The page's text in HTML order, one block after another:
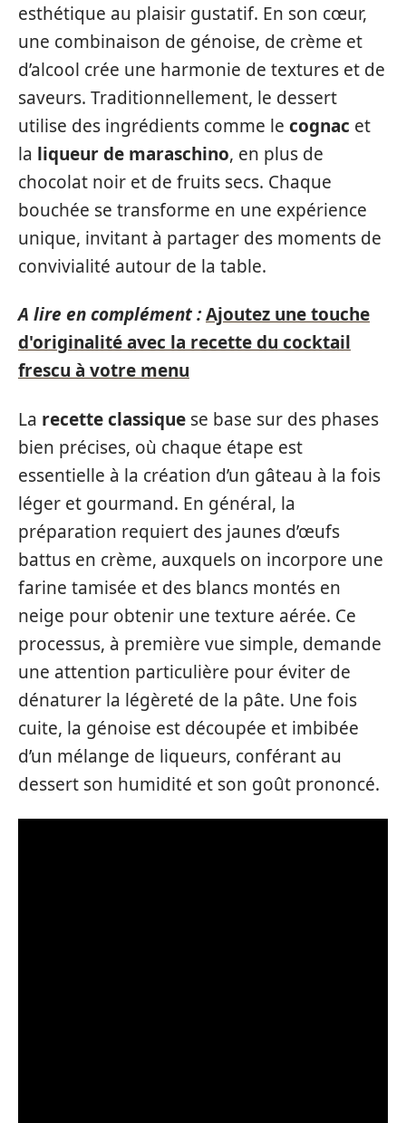
esthétique au plaisir gustatif. En son cœur,
une combinaison de génoise, de crème et
d’alcool crée une harmonie de textures et de
saveurs. Traditionnellement, le dessert
utilise des ingrédients comme le cognac et
la liqueur de maraschino, en plus de
chocolat noir et de fruits secs. Chaque
bouchée se transforme en une expérience
unique, invitant à partager des moments de
convivialité autour de la table.
A lire en complément :Ajoutez une touche
d'originalité avec la recette du cocktail
frescu à votre menu
La recette classique se base sur des phases
bien précises, où chaque étape est
essentielle à la création d’un gâteau à la fois
léger et gourmand. En général, la
préparation requiert des jaunes d’œufs
battus en crème, auxquels on incorpore une
farine tamisée et des blancs montés en
neige pour obtenir une texture aérée. Ce
processus, à première vue simple, demande
une attention particulière pour éviter de
dénaturer la légèreté de la pâte. Une fois
cuite, la génoise est découpée et imbibée
d’un mélange de liqueurs, conférant au
dessert son humidité et son goût prononcé.